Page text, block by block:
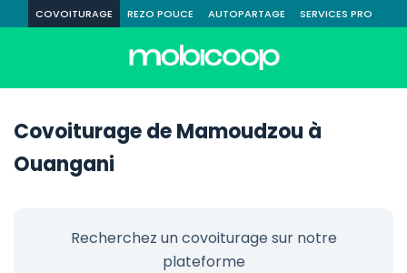
COVOITURAGE REZO POUCE AUTOPARTAGE SERVICES PRO
Covoiturage de Mamoudzou à
Ouangani
Recherchez un covoiturage sur notre
plateforme